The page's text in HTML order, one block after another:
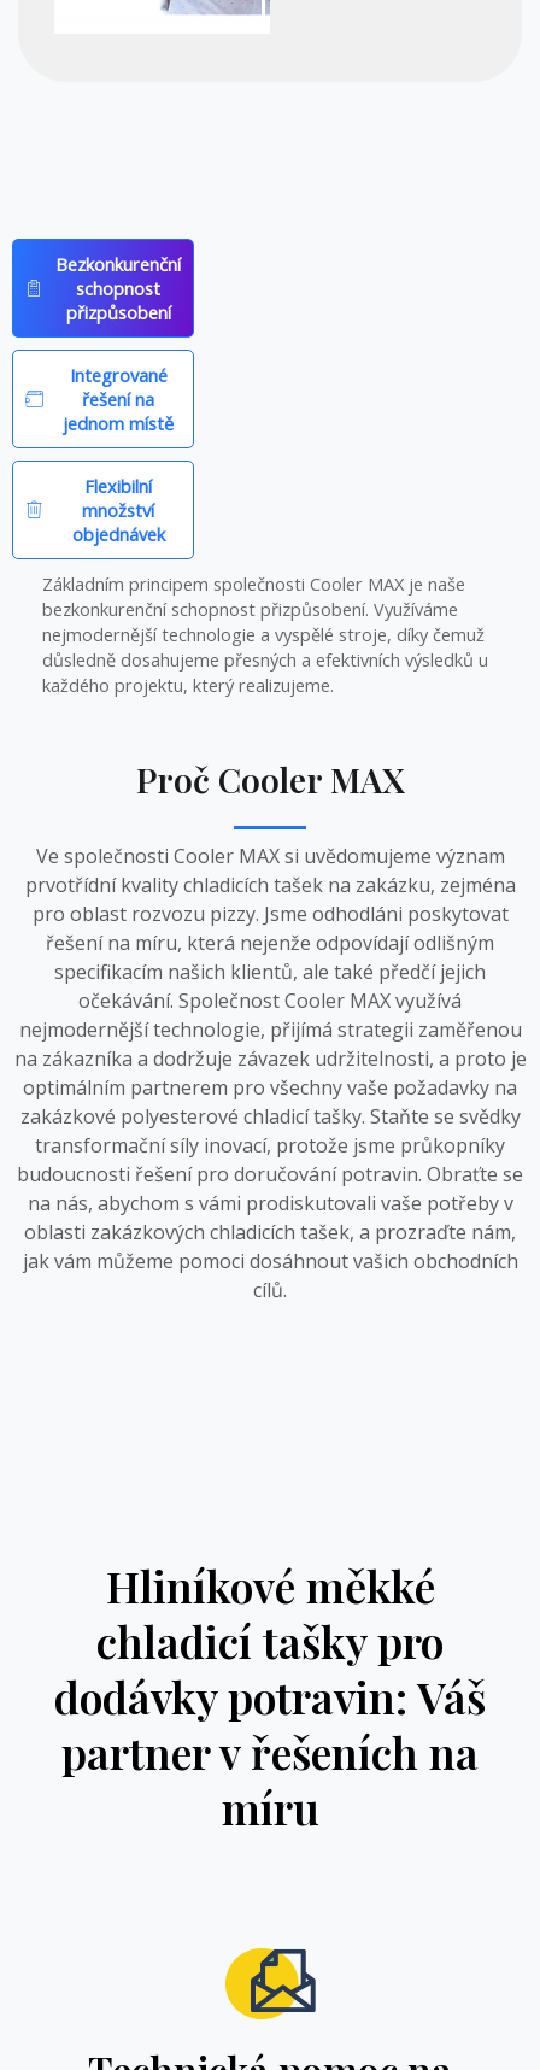
Bezkonkurenční
schopnost
přizpůsobení
Integrované
řešení na
jednom místě
Flexibilní
množství
objednávek
Základním principem společnosti Cooler MAX je naše
bezkonkurenční schopnost přizpůsobení. Využíváme
nejmodernější technologie a vyspělé stroje, díky čemuž
důsledně dosahujeme přesných a efektivních výsledků u
každého projektu, který realizujeme.
Proč Cooler MAX
Ve společnosti Cooler MAX si uvědomujeme význam
prvotřídní kvality chladicích tašek na zakázku, zejména
pro oblast rozvozu pizzy. Jsme odhodláni poskytovat
řešení na míru, která nejenže odpovídají odlišným
specifikacím našich klientů, ale také předčí jejich
očekávání. Společnost Cooler MAX využívá
nejmodernější technologie, přijímá strategii zaměřenou
na zákazníka a dodržuje závazek udržitelnosti, a proto je
optimálním partnerem pro všechny vaše požadavky na
zakázkové polyesterové chladicí tašky. Staňte se svědky
transformační síly inovací, protože jsme průkopníky
budoucnosti řešení pro doručování potravin. Obraťte se
na nás, abychom s vámi prodiskutovali vaše potřeby v
oblasti zakázkových chladicích tašek, a prozraďte nám,
jak vám můžeme pomoci dosáhnout vašich obchodních
cílů.
Hliníkové měkké
chladicí tašky pro
dodávky potravin: Váš
partner v řešeních na
míru